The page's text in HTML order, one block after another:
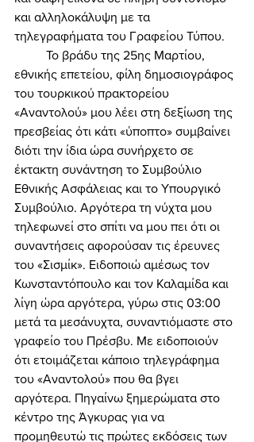
και αλληλοκάλυψη με τα
τηλεγραφήματα του Γραφείου Τύπου.
εθνικής επετείου, φίλη δημοσιογράφος
του τουρκικού πρακτορείου
«Αναντολού» μου λέει στη δεξίωση της
πρεσβείας ότι κάτι «ύποπτο» συμβαίνει
διότι την ίδια ώρα συνήρχετο σε
έκτακτη συνάντηση το Συμβούλιο
Εθνικής Ασφάλειας και το Υπουργικό
Συμβούλιο. Αργότερα τη νύχτα μου
τηλεφωνεί στο σπίτι να μου πει ότι οι
συναντήσεις αφορούσαν τις έρευνες
του «Σισμίκ». Ειδοποιώ αμέσως τον
Κωνσταντόπουλο και τον Καλαμίδα και
λίγη ώρα αργότερα, γύρω στις 03:00
μετά τα μεσάνυχτα, συναντιόμαστε στο
γραφείο του Πρέσβυ. Με ειδοποιούν
ότι ετοιμάζεται κάποιο τηλεγράφημα
του «Αναντολού» που θα βγει
αργότερα. Πηγαίνω ξημερώματα στο
κέντρο της Άγκυρας για να
προμηθευτώ τις πρώτες εκδόσεις των